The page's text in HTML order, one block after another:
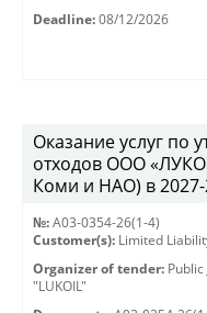
Deadline: 08/12/2026
Оказание услуг по
отходов ООО
Коми и НАО) в 2027-
№: A03-0354-26(1-4)
Customer(s): Limited
Organizer of tender:
"LUKOIL"